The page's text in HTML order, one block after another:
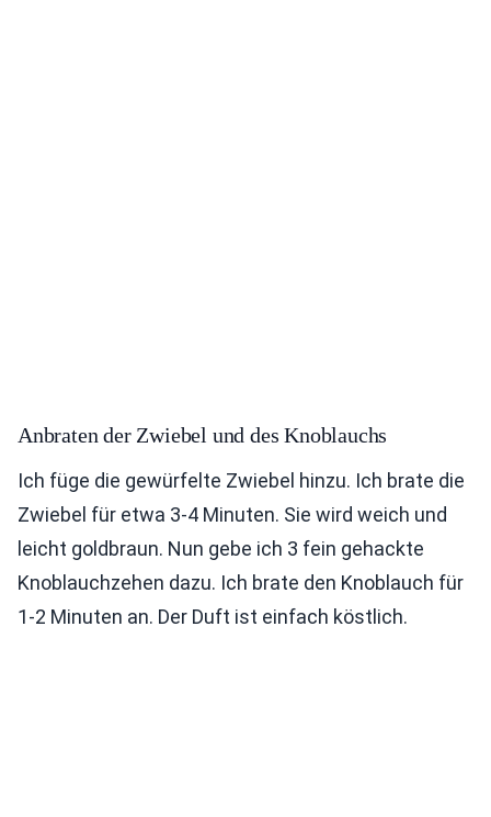
Anbraten der Zwiebel und des Knoblauchs
Ich füge die gewürfelte Zwiebel hinzu. Ich brate die
Zwiebel für etwa 3-4 Minuten. Sie wird weich und
leicht goldbraun. Nun gebe ich 3 fein gehackte
Knoblauchzehen dazu. Ich brate den Knoblauch für
1-2 Minuten an. Der Duft ist einfach köstlich.